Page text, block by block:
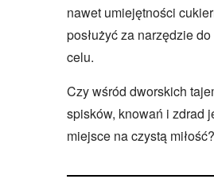
nawet umiejętności
posłużyć za narzędzie
celu.
Czy wśród dworskich
spisków, knowań i zdrad
miejsce na czystą miłość?